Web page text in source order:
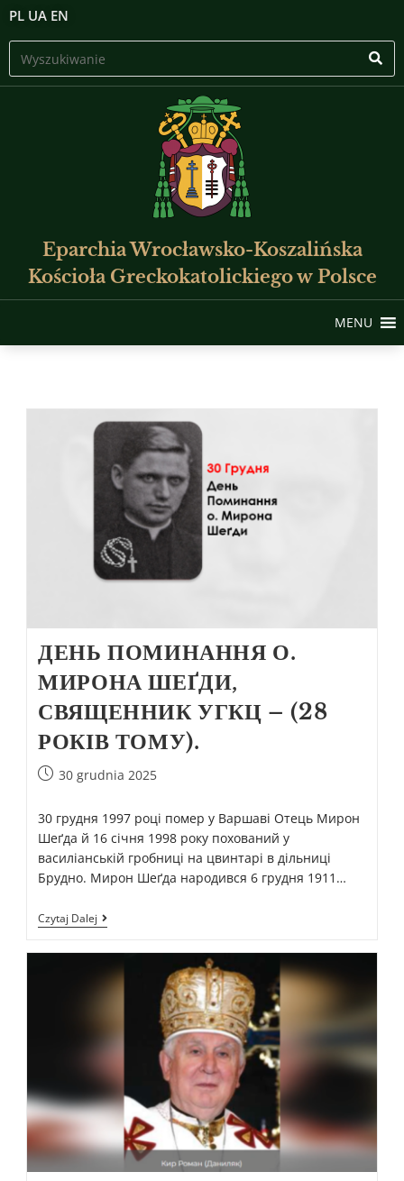
PL UA EN
Eparchia Wrocławsko-Koszalińska
Kościoła Greckokatolickiego w Polsce
MENU
ДЕНЬ ПОМИНАННЯ О.
МИРОНА ШЕҐДИ,
СВЯЩЕННИК УГКЦ – (28
РОКІВ ТОМУ).
30 grudnia 2025
30 грудня 1997 році помер у Варшаві Отець Мирон
Шеґда й 16 січня 1998 року похований у
василіанській гробниці на цвинтарі в дільниці
Брудно. Мирон Шеґда народився 6 грудня 1911…
Czytaj Dalej